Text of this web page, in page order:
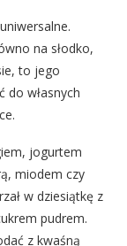
na słodko,
to jego
do własnych
jogurtem
miodem czy
w dziesiątkę z
pudrem.
z kwaśną